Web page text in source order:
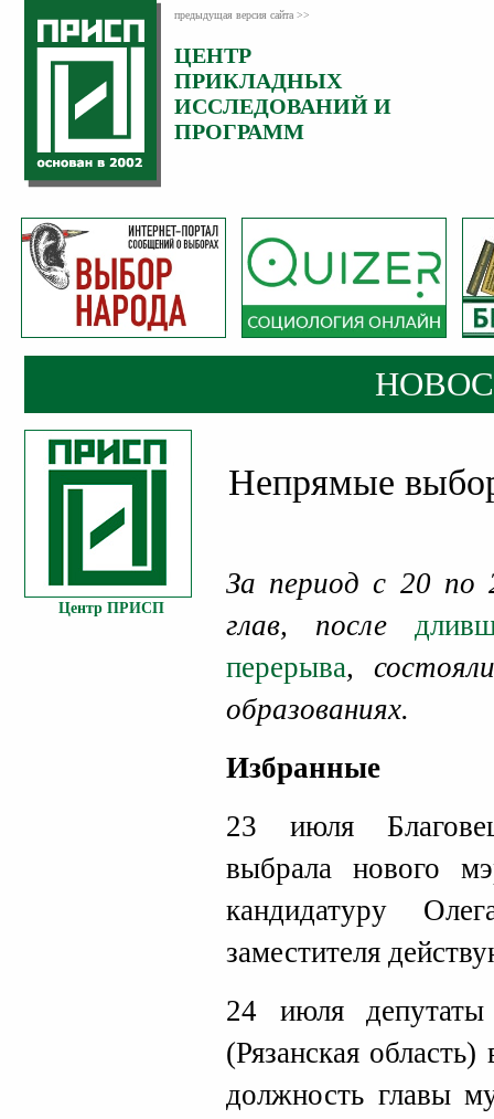
предыдущая версия сайта >>
ЦЕНТР
ПРИКЛАДНЫХ
ИССЛЕДОВАНИЙ И
ПРОГРАММ
Центр ПРИСП
Непрямые
За период с 20 по
глав, после
перерыва,
образованиях.
Избранные
23 июля
выбрала нового
кандидатуру
заместителя
24 июля
(Рязанская
должность главы
Категория:
Новости
Опубликовано:
27
Июль
2020